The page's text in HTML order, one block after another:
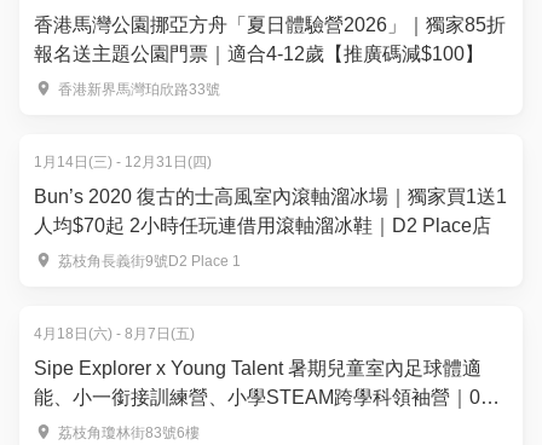
香港馬灣公園挪亞方舟「夏日體驗營2026」｜獨家85折
報名送主題公園門票｜適合4-12歲【推廣碼減$100】
香港新界馬灣珀欣路33號
1月14日(三) - 12月31日(四)
Bun’s 2020 復古的士高風室內滾軸溜冰場｜獨家買1送1
人均$70起 2小時任玩連借用滾軸溜冰鞋｜D2 Place店
荔枝角長義街9號D2 Place 1
4月18日(六) - 8月7日(五)
Sipe Explorer x Young Talent 暑期兒童室內足球體適
能、小一銜接訓練營、小學STEAM跨學科領袖營｜01
獨家66折報名 包證書及照片集 | 4-12歲｜荔枝角好去處
荔枝角瓊林街83號6樓